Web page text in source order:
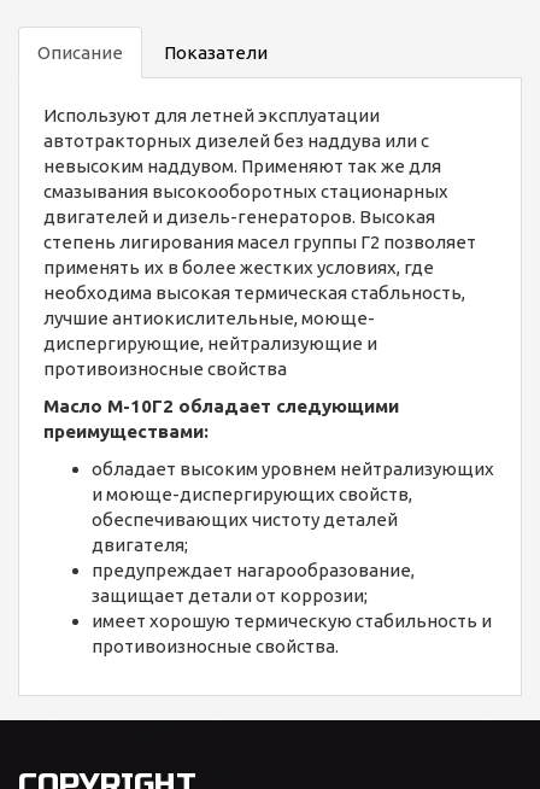
Описание Показатели
Используют для летней эксплуатации
автотракторных дизелей без наддува или с
невысоким наддувом. Применяют так же для
смазывания высокооборотных стационарных
двигателей и дизель-генераторов. Высокая
степень лигирования масел группы Г2 позволяет
применять их в более жестких условиях, где
необходима высокая термическая стабльность,
лучшие антиокислительные, моюще-
диспергирующие, нейтрализующие и
противоизносные свойства
Масло М-10Г2 обладает следующими
преимуществами:
обладает высоким уровнем нейтрализующих
и моюще-диспергирующих свойств,
обеспечивающих чистоту деталей
двигателя;
предупреждает нагарообразование,
защищает детали от коррозии;
имеет хорошую термическую стабильность и
противоизносные свойства.